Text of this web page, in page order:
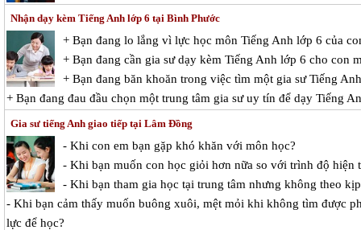
Nhận dạy kèm Tiếng Anh lớp 6 tại Bình Phước
+ Bạn đang lo lắng vì lực học môn Tiếng Anh lớp 6 của
+ Bạn đang cần gia sư dạy kèm Tiếng Anh lớp 6 cho con
+ Bạn đang băn khoăn trong việc tìm một gia sư Tiếng
+ Bạn đang đau đầu chọn một trung tâm gia sư uy tín để dạy Tiếng
Gia sư tiếng Anh giao tiếp tại Lâm Đồng
- Khi con em bạn gặp khó khăn với môn học?
- Khi bạn muốn con học giỏi hơn nữa so với trình độ hiện
- Khi bạn tham gia học tại trung tâm nhưng không theo
- Khi bạn cảm thấy muốn buông xuôi, mệt mỏi khi không tìm được
lực để học?